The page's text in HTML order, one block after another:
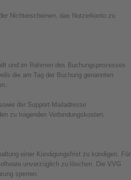
Nichterscheinen, das Nutzerkonto zu
und im Rahmen des Buchungsprozesses
die am Tag der Buchung genannten
der Support-Mailadresse
zu tragenden Verbindungskosten.
einer Kündigungsfrist zu kündigen. Für
unverzüglich zu löschen. Die VVG
sperren.